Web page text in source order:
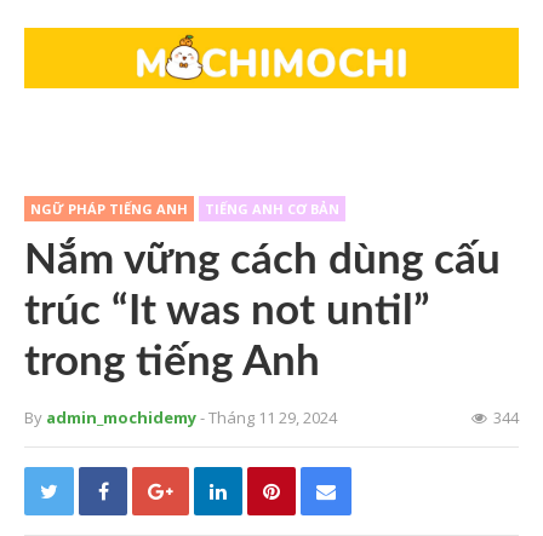
NGỮ PHÁP TIẾNG ANH TIẾNG ANH CƠ BẢN
Nắm vững cách dùng cấu
trúc “It was not until”
trong tiếng Anh
By admin_mochidemy- Tháng 11 29, 2024 344